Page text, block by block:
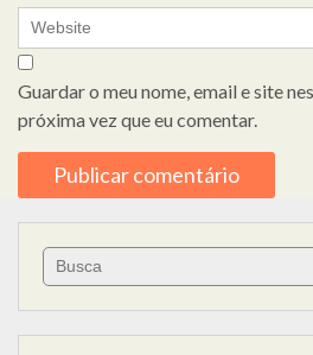
Guardar o meu nome, email e site
próxima vez que eu comentar.
Search
for: